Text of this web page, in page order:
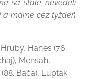
sa stále nevedeli
a máme cez týždeň
Hrubý, Hanes (76.
Mensah,
Bača), Lupták